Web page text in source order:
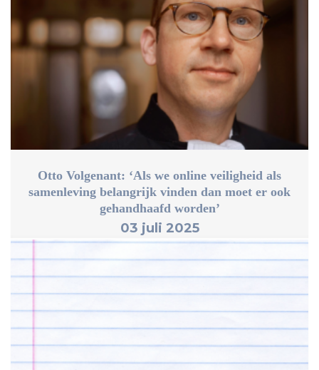
Otto Volgenant: ‘Als we online veiligheid als
samenleving belangrijk vinden dan moet er ook
gehandhaafd worden’
03 juli 2025